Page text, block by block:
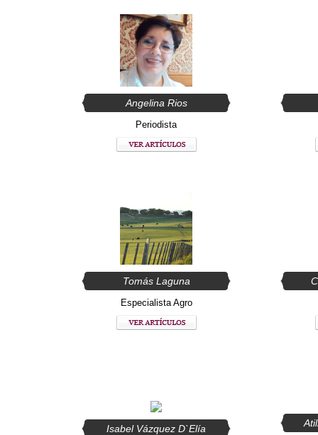
Angelina Rios
Periodista
Tomás Laguna
Especialista Agro
Isabel Vázquez D`Elía